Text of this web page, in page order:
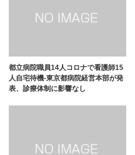
都立病院職員14人コロナで看護師15
人自宅待機-東京都病院経営本部が発
表、診療体制に影響なし